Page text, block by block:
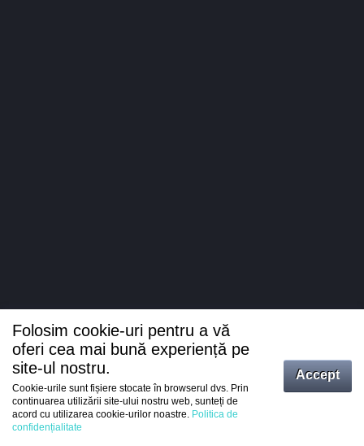
Intrați
Folosim cookie-uri pentru a vă
oferi cea mai bună experiență pe
site-ul nostru.
Cookie-urile sunt fișiere stocate în browserul dvs. Prin
continuarea utilizării site-ului nostru web, sunteți de
acord cu utilizarea cookie-urilor noastre. Politica de
confidențialitate
Accept